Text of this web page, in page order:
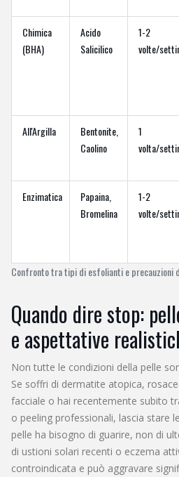
Confronto tra tipi di esfolianti e precauzioni
Chimica
(BHA)
Acido
Salicilico
1-2
volte/
All'Argilla
Bentonite,
Caolino
1
volta/
Enzimatica
Papaina,
Bromelina
1-2
volte/
Quando dire stop:
e aspettative
Non tutte le condizioni della pelle
Se soffri di dermatite atopica,
facciale o hai recentemente subito
o peeling professionali, lascia stare
pelle ha bisogno di guarire, non di
di ustioni solari recenti o eczema
controindicata e può aggravare